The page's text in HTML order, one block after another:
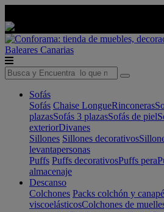
Baleares Canarias
Sofás
Sofás Chaise LongueRinconeras
plazasSofás 3 plazasSofás de piel
exteriorDivanes
Sillones Sillones decorativos
levantapersonas
Puffs Puffs decorativosPuffs pera
almacenaje
Descanso
Colchones Packs colchón y canapé
viscoelásticosColchones de